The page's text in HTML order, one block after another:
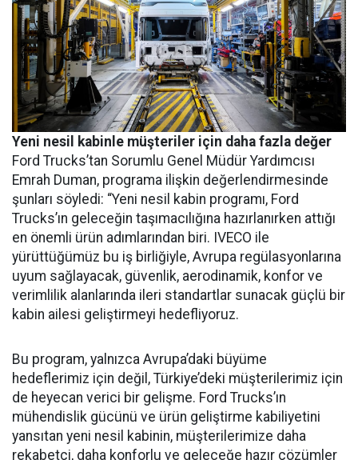
Yeni nesil kabinle müşteriler için daha fazla değer
Ford Trucks’tan Sorumlu Genel Müdür Yardımcısı
Emrah Duman, programa ilişkin değerlendirmesinde
şunları söyledi: “Yeni nesil kabin programı, Ford
Trucks’ın geleceğin taşımacılığına hazırlanırken attığı
en önemli ürün adımlarından biri. IVECO ile
yürüttüğümüz bu iş birliğiyle, Avrupa regülasyonlarına
uyum sağlayacak, güvenlik, aerodinamik, konfor ve
verimlilik alanlarında ileri standartlar sunacak güçlü bir
kabin ailesi geliştirmeyi hedefliyoruz.
Bu program, yalnızca Avrupa’daki büyüme
hedeflerimiz için değil, Türkiye’deki müşterilerimiz için
de heyecan verici bir gelişme. Ford Trucks’ın
mühendislik gücünü ve ürün geliştirme kabiliyetini
yansıtan yeni nesil kabinin, müşterilerimize daha
rekabetçi, daha konforlu ve geleceğe hazır çözümler